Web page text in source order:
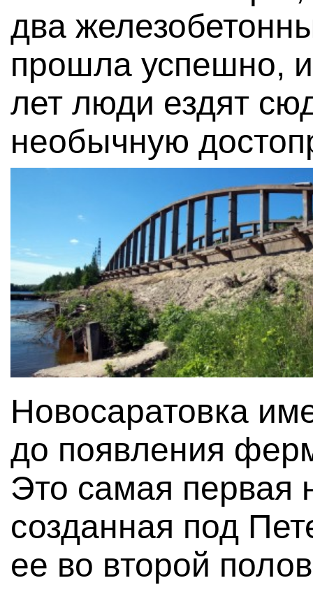
два
прошла успешно,
лет люди ездят
необычную
Новосаратовка
до появления
Это самая первая
созданная под
ее во второй